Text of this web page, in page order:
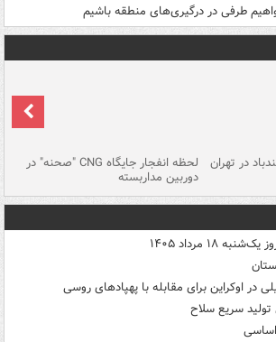
طرفی در درگیری‌های منطقه باشیم
در تهران لحظه انفجار جایگاه CNG "صحنه" در
دوربین مداربسته
۱۸ مرداد ۱۴۰۵
در اوکراین برای مقابله با پهپادهای روسی
تولید سریع سلاح